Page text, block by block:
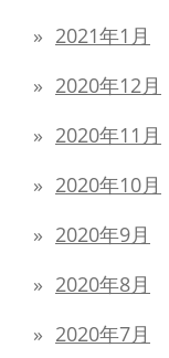
2021年1月
2020年12月
2020年11月
2020年10月
2020年9月
2020年8月
2020年7月